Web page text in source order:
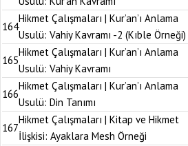
164
Hikmet Çalışmaları | Kur’an’ı Anlama
Usulü: Vahiy Kavramı -2 (Kıble Örneği)
165
Hikmet Çalışmaları | Kur’an’ı Anlama
Usulü: Vahiy Kavramı
166
Hikmet Çalışmaları | Kur’an’ı Anlama
Usulü: Din Tanımı
167
Hikmet Çalışmaları | Kitap ve Hikmet
İlişkisi: Ayaklara Mesh Örneği